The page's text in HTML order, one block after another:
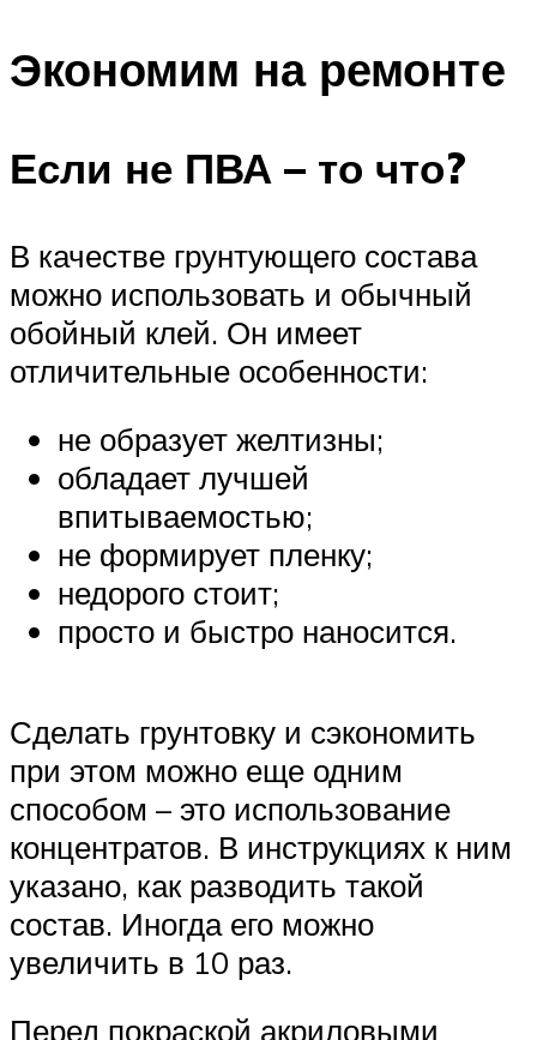
Экономим на ремонте
Если не ПВА – то что?
В качестве грунтующего состава
можно использовать и обычный
обойный клей. Он имеет
отличительные особенности:
не образует желтизны;
обладает лучшей
впитываемостью;
не формирует пленку;
недорого стоит;
просто и быстро наносится.
Сделать грунтовку и сэкономить
при этом можно еще одним
способом – это использование
концентратов. В инструкциях к ним
указано, как разводить такой
состав. Иногда его можно
увеличить в 10 раз.
Перед покраской акриловыми